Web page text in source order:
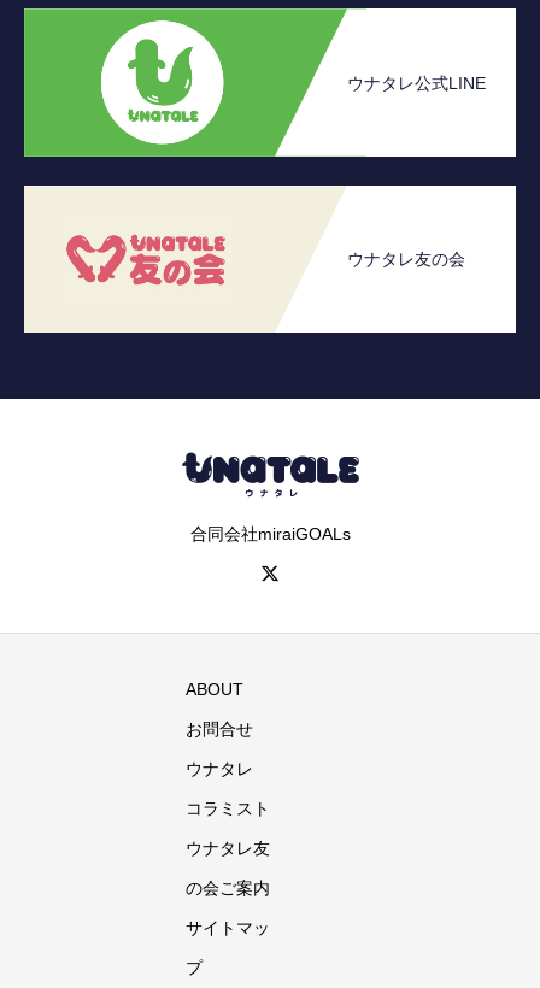
ウナタレ公式LINE
ウナタレ友の会
合同会社miraiGOALs
ABOUT
お問合せ
ウナタレ
コラミスト
ウナタレ友
の会ご案内
サイトマッ
プ